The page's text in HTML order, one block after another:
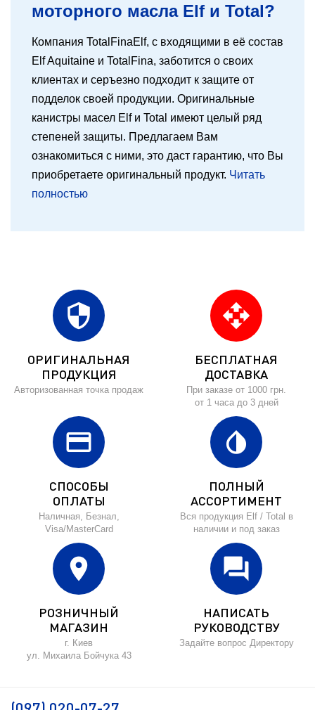
моторного масла Elf и Total?
Компания TotalFinaElf, с входящими в её состав
Elf Aquitaine и TotalFina, заботится о своих
клиентах и серъезно подходит к защите от
подделок своей продукции. Оригинальные
канистры масел Elf и Total имеют целый ряд
степеней защиты. Предлагаем Вам
ознакомиться с ними, это даст гарантию, что Вы
приобретаете оригинальный продукт. Читать
полностью
security
ОРИГИНАЛЬНАЯ
ПРОДУКЦИЯ
Авторизованная точка продаж
open_with
БЕСПЛАТНАЯ
ДОСТАВКА
При заказе от 1000 грн.
от 1 часа до 3 дней
credit_card
СПОСОБЫ
ОПЛАТЫ
Наличная, Безнал,
Visa/MasterCard
invert_colors
ПОЛНЫЙ
АССОРТИМЕНТ
Вся продукция Elf / Total в
наличии и под заказ
location_on
РОЗНИЧНЫЙ
МАГАЗИН
г. Киев
ул. Михаила Бойчука 43
forum
НАПИСАТЬ
РУКОВОДСТВУ
Задайте вопрос Директору